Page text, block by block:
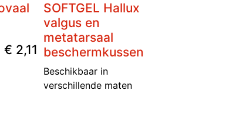
€ 2,11
SOFTGEL Hallux
valgus en
metatarsaal
beschermkussen
Beschikbaar in
verschillende maten